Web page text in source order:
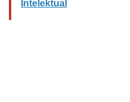
Intelektual